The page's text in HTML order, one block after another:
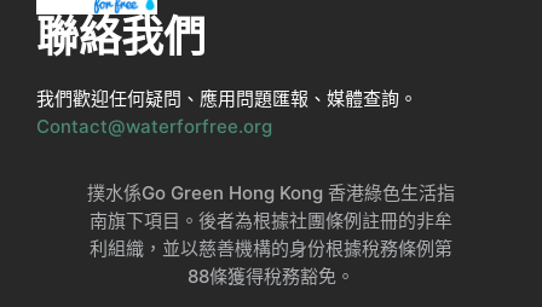
聯絡我們
我們歡迎任何疑問、應用問題匯報、媒體查詢。
Contact@waterforfree.org
撲水係Go Green Hong Kong 香港綠色生活指
南旗下項目。後者為根據社團條例註冊的非牟
利組織，並以慈善機構的身份根據稅務條例第
88條獲得稅務豁免。